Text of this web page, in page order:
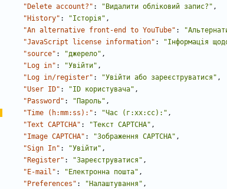
"Delete account?" : "Видалити обліковий запис?" ,
"History" : "Історія" ,
"An alternative front-end to YouTube" :
"JavaScript license information" : "Інформація
"source" : "джерело" ,
"Log in" : "Увійти" ,
"Log in/register" : "Увійти або зареєструватися" ,
"User ID" : "ID користувача" ,
"Password" : "Пароль" ,
"Time (h:mm:ss):" : "Час ( г :хх:сс):" ,
"Text CAPTCHA" : "Текст CAPTCHA" ,
"Image CAPTCHA" : "Зображення CAPTCHA" ,
"Sign In" : "Увійти" ,
"Register" : "Зареєструватися" ,
"E-mail" : "Електронна пошта" ,
"Preferences" : "Налаштування" ,